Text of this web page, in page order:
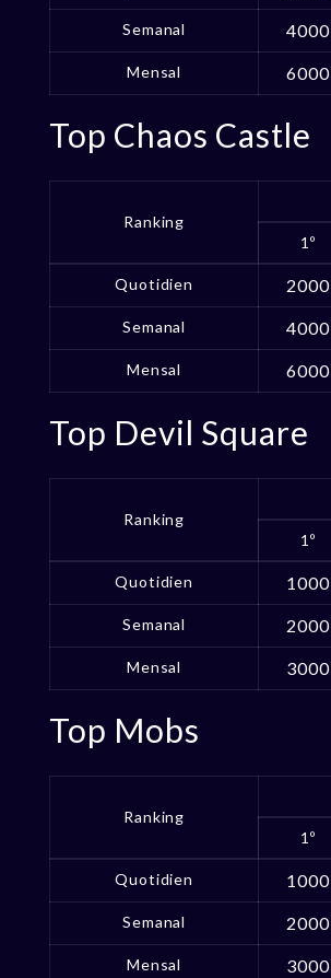
Semanal 4000
Mensal 6000
Top Chaos Castle
Ranking
1º
Quotidien 2000
Semanal 4000
Mensal 6000
Top Devil Square
Ranking
1º
Quotidien 1000
Semanal 2000
Mensal 3000
Top Mobs
Ranking
1º
Quotidien 1000
Semanal 2000
Mensal 3000